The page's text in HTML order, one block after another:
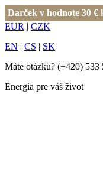
Darček v hodnote 30 €
EUR | CZK
EN | CS | SK
Máte otázku? (+420) 533
Energia pre váš život